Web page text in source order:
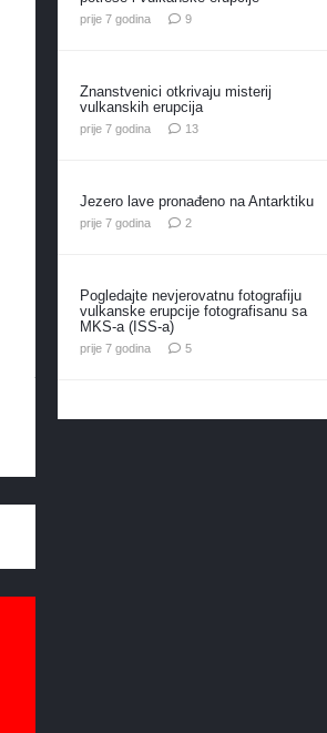
prije 7 godina 9komentara
Znanstvenici otkrivaju misterij
vulkanskih erupcija
prije 7 godina 13komentara
Jezero lave pronađeno na Antarktiku
prije 7 godina 2komentara
Pogledajte nevjerovatnu fotografiju
vulkanske erupcije fotografisanu sa
MKS-a (ISS-a)
prije 7 godina 5komentara